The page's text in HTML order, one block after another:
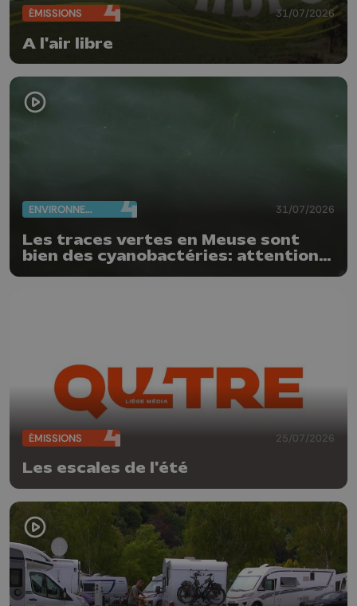
ÉMISSIONS 31/07/2026
A l'air libre
ENVIRONNEMENT 31/07/2026
Les traces vertes en Meuse sont
bien des cyanobactéries: attention
ÉMISSIONS 25/07/2026
Les escales de l'été